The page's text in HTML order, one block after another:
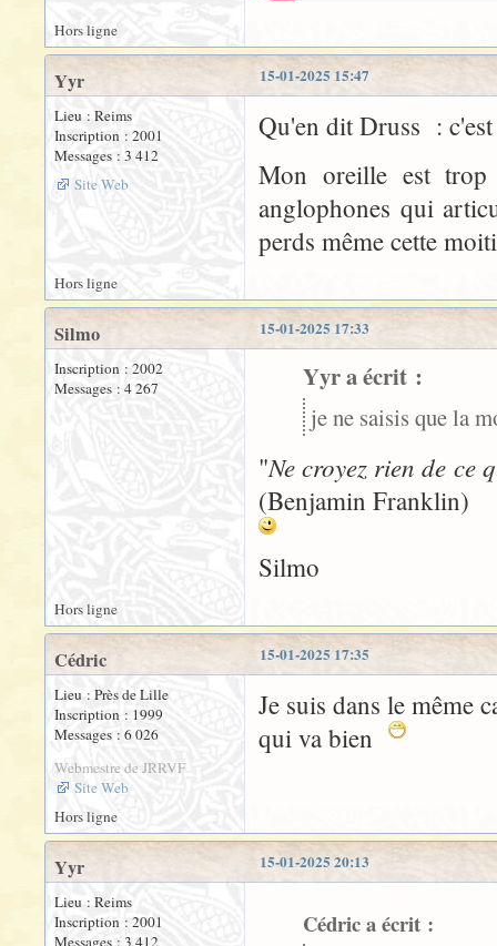
Hors ligne
15-01-2025 15:47
Yyr
Lieu : Reims
Inscription : 2001
Messages : 3 412
Site Web
Qu'en dit Druss :
Mon oreille est trop
anglophones qui
perds même cette
Hors ligne
15-01-2025 17:33
Silmo
Inscription : 2002
Messages : 4 267
Yyr a écrit :
je ne saisis que la
"Ne croyez rien de ce
(Benjamin Franklin)
Silmo
Hors ligne
15-01-2025 17:35
Cédric
Lieu : Près de Lille
Inscription : 1999
Messages : 6 026
Webmestre de JRRVF
Site Web
Je suis dans le même
qui va bien
Hors ligne
15-01-2025 20:13
Yyr
Lieu : Reims
Inscription : 2001
Messages : 3 412
Cédric a écrit :